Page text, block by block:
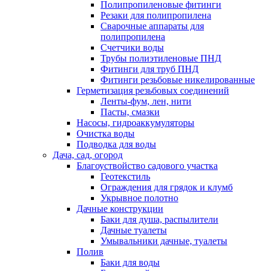
Полипропиленовые фитинги
Резаки для полипропилена
Сварочные аппараты для
полипропилена
Счетчики воды
Трубы полиэтиленовые ПНД
Фитинги для труб ПНД
Фитинги резьбовые никелированные
Герметизация резьбовых соединений
Ленты-фум, лен, нити
Пасты, смазки
Насосы, гидроаккумуляторы
Очистка воды
Подводка для воды
Дача, сад, огород
Благоуствойство садового участка
Геотекстиль
Ограждения для грядок и клумб
Укрывное полотно
Дачные конструкции
Баки для душа, распылители
Дачные туалеты
Умывальники дачные, туалеты
Полив
Баки для воды